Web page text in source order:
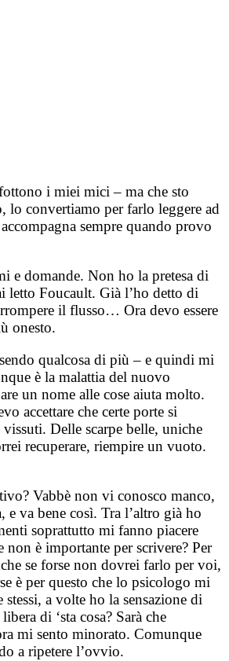
i miei mici – ma che sto
lo convertiamo per farlo leggere ad
sempre quando provo
e domande. Non ho la pretesa di
letto Foucault. Già l’ho detto di
il flusso… Ora devo essere
onesto.
qualcosa di più – e quindi mi
è la malattia del nuovo
un nome alle cose aiuta molto.
accettare che certe porte si
Delle scarpe belle, uniche
recuperare, riempire un vuoto.
Vabbè non vi conosco manco,
va bene così. Tra l’altro già ho
soprattutto mi fanno piacere
è importante per scrivere? Per
se forse non dovrei farlo per voi,
è per questo che lo psicologo mi
a volte ho la sensazione di
di ‘sta cosa? Sarà che
mi sento minorato. Comunque
a ripetere l’ovvio.